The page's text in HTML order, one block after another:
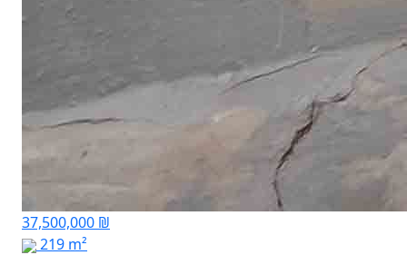
37,500,000 ₪
219 m²